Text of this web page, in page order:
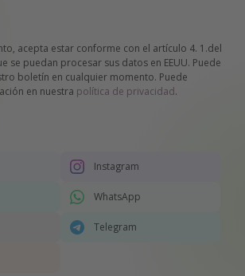
acepta estar conforme con el artículo 4. 1.del
se puedan procesar sus datos en EEUU. Puede
boletín en cualquier momento. Puede
en nuestra política de privacidad.
Instagram
WhatsApp
Telegram